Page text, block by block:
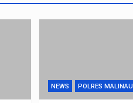
NEWS POLRES MALINAU